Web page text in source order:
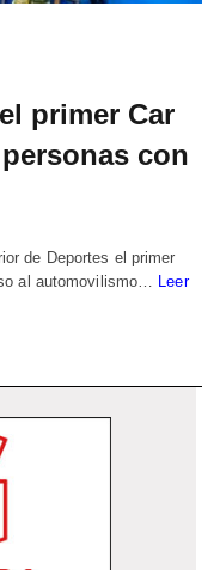
primer Car
con
de Deportes el primer
al automovilismo…
Leer